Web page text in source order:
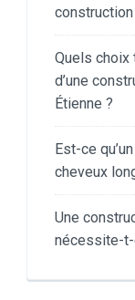
Quels choix
d’une
Étienne ?
Est-ce
cheveux
Une
nécessite-t-